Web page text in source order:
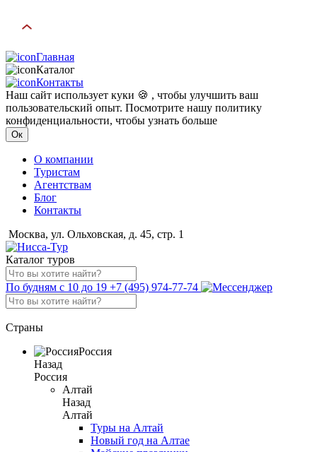
Главная
Каталог
Контакты
Наш сайт использует куки 🍪 , чтобы улучшить ваш
пользовательский опыт. Посмотрите нашу политику
конфиденциальности, чтобы узнать больше
Ок
О компании
Туристам
Агентствам
Блог
Контакты
Москва, ул. Ольховская, д. 45, стр. 1
Каталог туров
По будням с 10 до 19 +7 (495) 974-77-74
Страны
Россия
Назад
Россия
Алтай
Назад
Алтай
Туры на Алтай
Новый год на Алтае